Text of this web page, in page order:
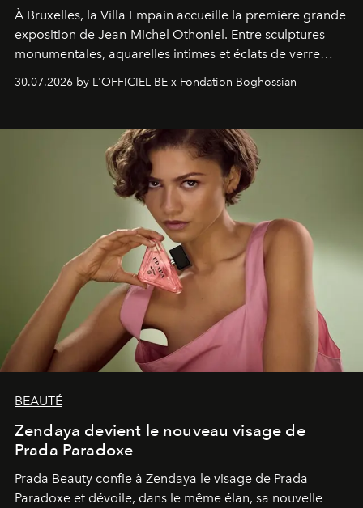
À Bruxelles, la Villa Empain accueille la première grande
exposition de Jean-Michel Othoniel. Entre sculptures
monumentales, aquarelles intimes et éclats de verre
émotionnel où chaque œuvre devient le souvenir
émerveillement.
30.07.2026 by L'OFFICIEL BE x Fondation Boghossian
BEAUTÉ
Zendaya devient le nouveau visage de
Prada Paradoxe
Prada Beauty confie à Zendaya le visage de Prada
Paradoxe et dévoile, dans le même élan, sa nouvelle